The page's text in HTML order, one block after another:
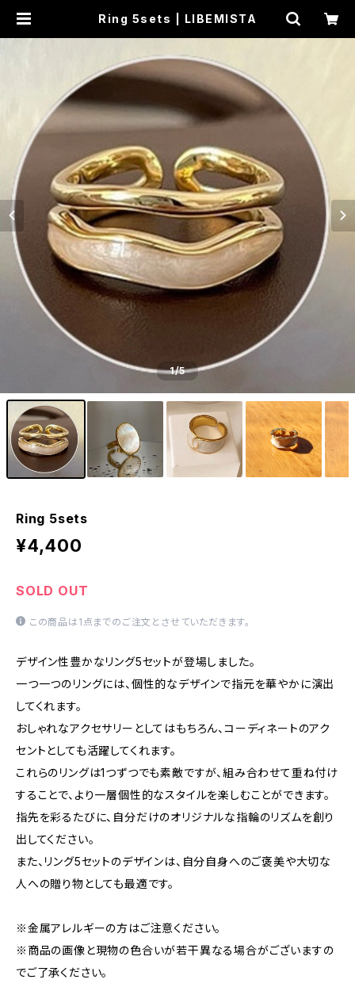
Ring 5sets | LIBEMISTA
1/5
Ring 5sets
¥4,400
SOLD OUT
この商品は1点までのご注文とさせていただきます。
デザイン性豊かなリング5セットが登場しました。
一つ一つのリングには、個性的なデザインで指元を華やかに演出
してくれます。
おしゃれなアクセサリーとしてはもちろん、コーディネートのアク
セントとしても活躍してくれます。
これらのリングは1つずつでも素敵ですが、組み合わせて重ね付け
することで、より一層個性的なスタイルを楽しむことができます。
指先を彩るたびに、自分だけのオリジナルな指輪のリズムを創り
出してください。
また、リング5セットのデザインは、自分自身へのご褒美や大切な
人への贈り物としても最適です。
※金属アレルギーの方はご注意ください。
※商品の画像と現物の色合いが若干異なる場合がございますの
でご了承ください。